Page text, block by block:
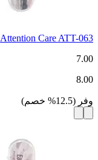
Attention Care ATT-063
7.00
8.00
وفر (
12.5
% خصم)